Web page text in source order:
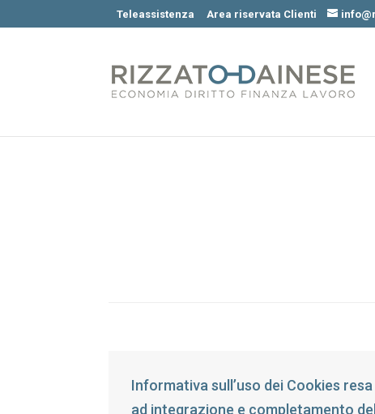
Teleassistenza Area riservata Clienti
Informativa sull’uso dei Cookies
ad integrazione e completamento